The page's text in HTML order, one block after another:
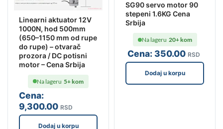
Linearni aktuator 12V
1000N, hod 500mm
(650–1150 mm od rupe
do rupe) – otvarač
prozora / DC potisni
motor – Cena Srbija
Cena:
9,300.00 RSD
Na lageru 5+ kom
Dodaj u korpu
SG90 servo motor 90
stepeni 1.6KG Cena
Srbija
Cena:350.00 RSD
Na lageru 20+ kom
Dodaj u korpu